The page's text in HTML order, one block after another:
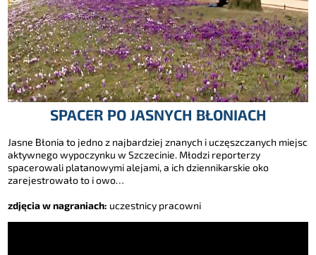
SPACER PO JASNYCH BŁONIACH
Jasne Błonia to jedno z najbardziej znanych i uczęszczanych miejsc
aktywnego wypoczynku w Szczecinie. Młodzi reporterzy
spacerowali platanowymi alejami, a ich dziennikarskie oko
zarejestrowało to i owo…
zdjęcia w nagraniach: uczestnicy pracowni